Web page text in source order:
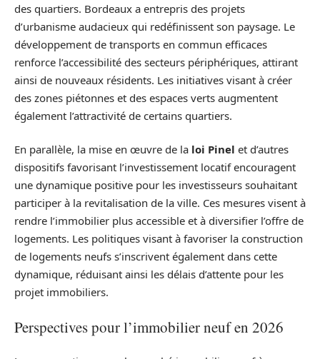
des quartiers. Bordeaux a entrepris des projets
d’urbanisme audacieux qui redéfinissent son paysage. Le
développement de transports en commun efficaces
renforce l’accessibilité des secteurs périphériques, attirant
ainsi de nouveaux résidents. Les initiatives visant à créer
des zones piétonnes et des espaces verts augmentent
également l’attractivité de certains quartiers.
En parallèle, la mise en œuvre de la loi Pinel et d’autres
dispositifs favorisant l’investissement locatif encouragent
une dynamique positive pour les investisseurs souhaitant
participer à la revitalisation de la ville. Ces mesures visent à
rendre l’immobilier plus accessible et à diversifier l’offre de
logements. Les politiques visant à favoriser la construction
de logements neufs s’inscrivent également dans cette
dynamique, réduisant ainsi les délais d’attente pour les
projet immobiliers.
Perspectives pour l’immobilier neuf en 2026